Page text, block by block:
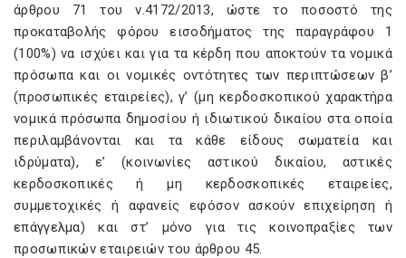
άρθρου 71 του ν.4172/2013, ώστε το ποσοστό της
προκαταβολής φόρου εισοδήματος της παραγράφου 1
(100%) να ισχύει και για τα κέρδη που αποκτούν τα νομικά
πρόσωπα και οι νομικές οντότητες των περιπτώσεων β’
(προσωπικές εταιρείες), γ’ (μη κερδοσκοπικού χαρακτήρα
νομικά πρόσωπα δημοσίου ή ιδιωτικού δικαίου στα οποία
περιλαμβάνονται και τα κάθε είδους σωματεία και
ιδρύματα), ε’ (κοινωνίες αστικού δικαίου, αστικές
κερδοσκοπικές ή μη κερδοσκοπικές εταιρείες,
συμμετοχικές ή αφανείς εφόσον ασκούν επιχείρηση ή
επάγγελμα) και στ’ μόνο για τις κοινοπραξίες των
προσωπικών εταιρειών του άρθρου 45.